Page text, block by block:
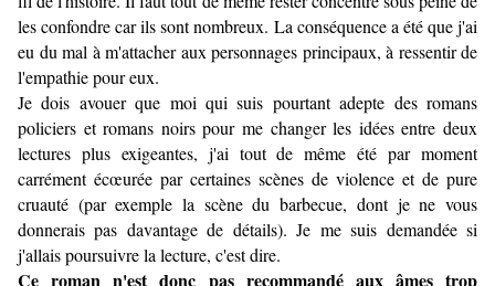
les confondre car ils sont nombreux. La conséquence a été que j'ai
eu du mal à m'attacher aux personnages principaux, à ressentir de
l'empathie pour eux.
Je dois avouer que moi qui suis pourtant adepte des romans
policiers et romans noirs pour me changer les idées entre deux
lectures plus exigeantes, j'ai tout de même été par moment
carrément écœurée par certaines scènes de violence et de pure
cruauté (par exemple la scène du barbecue, dont je ne vous
donnerais pas davantage de détails). Je me suis demandée si
j'allais poursuivre la lecture, c'est dire.
Ce roman n'est donc pas recommandé aux âmes trop